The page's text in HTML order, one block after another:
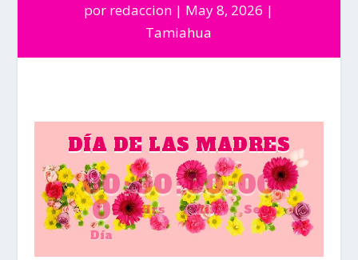
por redaccion
May 8, 2026
Tamiahua
DÍA DE LAS MADRES
00
0
Día
:00
Hrs
:00
Min
:00
Seg